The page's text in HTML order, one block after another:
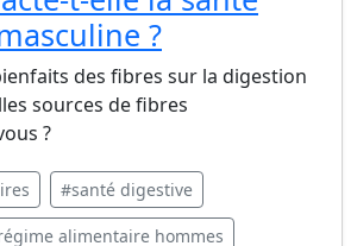
?
des fibres sur la digestion
sources de fibres
?
#santé digestive
alimentaire hommes